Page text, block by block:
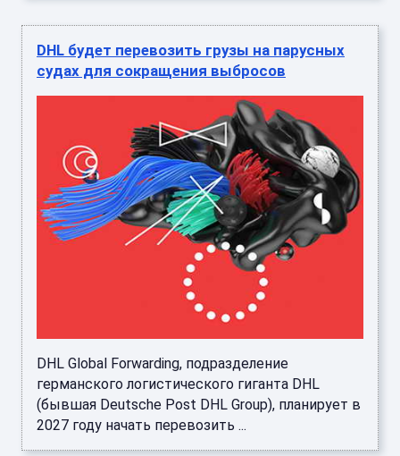
DHL будет перевозить грузы на парусных
судах для сокращения выбросов
DHL Global Forwarding, подразделение
германского логистического гиганта DHL
(бывшая Deutsche Post DHL Group), планирует в
2027 году начать перевозить ...